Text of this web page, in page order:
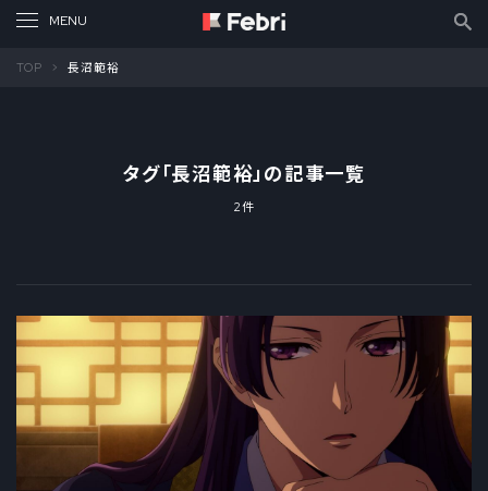
TOP 長沼範裕
タグ「長沼範裕」の記事一覧
2件